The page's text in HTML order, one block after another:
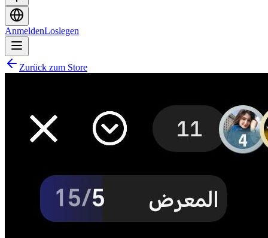
AnmeldenLoslegen
Zurück zum Store